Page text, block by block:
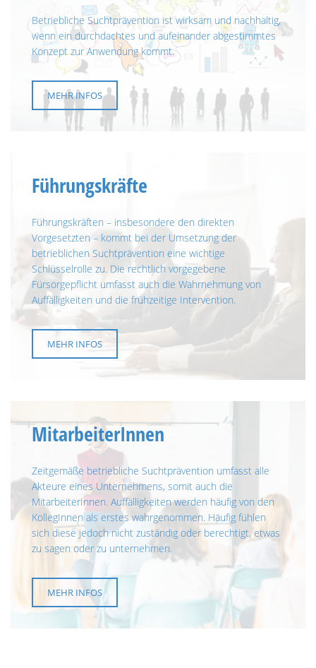
Betriebliche Suchtprävention ist wirksam und nachhaltig,
wenn ein durchdachtes und aufeinander abgestimmtes
Konzept zur Anwendung kommt.
MEHR INFOS
Führungskräfte
Führungskräften – insbesondere den direkten
Vorgesetzten – kommt bei der Umsetzung der
betrieblichen Suchtprävention eine wichtige
Schlüsselrolle zu. Die rechtlich vorgegebene
Fürsorgepflicht umfasst auch die Wahrnehmung von
Auffälligkeiten und die frühzeitige Intervention.
MEHR INFOS
MitarbeiterInnen
Zeitgemäße betriebliche Suchtprävention umfasst alle
Akteure eines Unternehmens, somit auch die
MitarbeiterInnen. Auffälligkeiten werden häufig von den
KollegInnen als erstes wahrgenommen. Häufig fühlen
sich diese jedoch nicht zuständig oder berechtigt, etwas
zu sagen oder zu unternehmen.
MEHR INFOS